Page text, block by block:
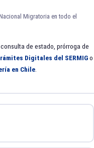
Migratoria en todo el
de estado, prórroga de
Digitales del SERMIGo
en Chile